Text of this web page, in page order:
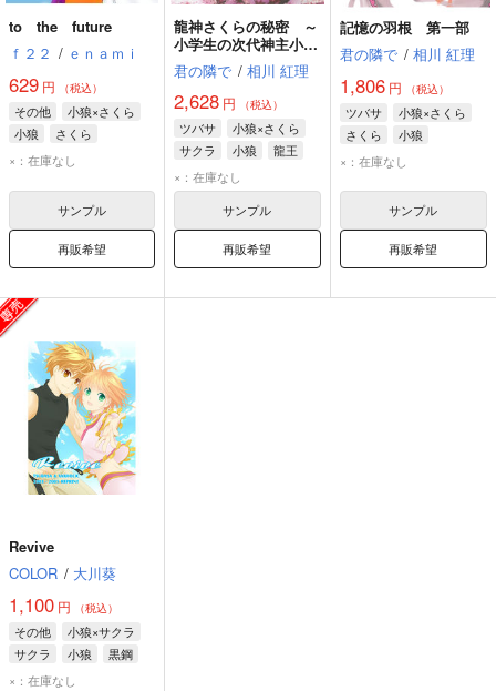
to the future
ｆ２２ / ｅｎａｍｉ
629 円 （税込）
その他
小狼×さくら
小狼
さくら
×：在庫なし
サンプル
再販希望
龍神さくらの秘密 ～
小学生の次代神主小狼
×大人の龍神さくら～
君の隣で / 相川 紅理
2,628 円 （税込）
ツバサ
小狼×さくら
サクラ
小狼
龍王
×：在庫なし
サンプル
再販希望
記憶の羽根 第一部
君の隣で / 相川 紅理
1,806円 （税込）
ツバサ
小狼×さくら
さくら
小狼
×：在庫なし
サンプル
再販希望
Revive
COLOR / 大川葵
1,100 円 （税込）
その他
小狼×サクラ
サクラ
小狼
黒鋼
×：在庫なし